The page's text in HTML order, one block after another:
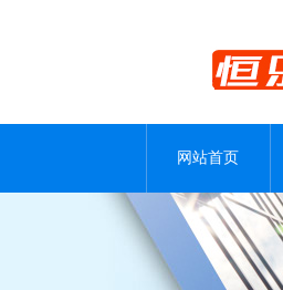
网站首页